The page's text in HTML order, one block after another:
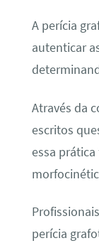
A perícia
autenticar
Através da
escritos
essa
perícia